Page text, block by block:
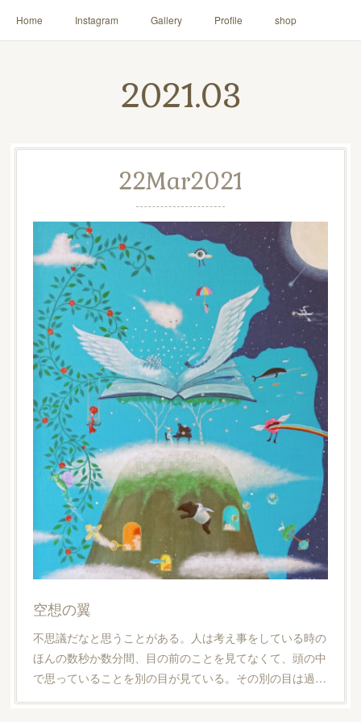
Home Instagram Gallery Profile shop
2021.03
22Mar2021
空想の翼
不思議だなと思うことがある。人は考え事をしている時の
ほんの数秒か数分間、目の前のことを見てなくて、頭の中
で思っていることを別の目が見ている。その別の目は過…